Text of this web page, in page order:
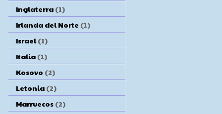
Inglaterra (1)
Irlanda del Norte (1)
Israel (1)
Italia (1)
Kosovo (2)
Letonia (2)
Marruecos (2)